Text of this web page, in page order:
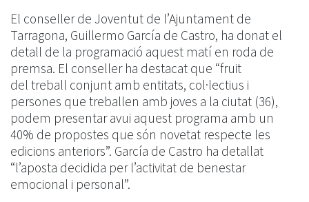
El conseller de Joventut de l’Ajuntament de
Tarragona, Guillermo García de Castro, ha donat el
detall de la programació aquest matí en roda de
premsa. El conseller ha destacat que “fruit
del treball conjunt amb entitats, col·lectius i
persones que treballen amb joves a la ciutat (36),
podem presentar avui aquest programa amb un
40% de propostes que són novetat respecte les
edicions anteriors”. García de Castro ha detallat
“l’aposta decidida per l’activitat de benestar
emocional i personal”.